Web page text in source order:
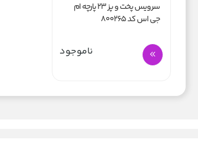
سرویس پخت و پز 23 پارچه ام
جی اس کد 800265
ناموجود